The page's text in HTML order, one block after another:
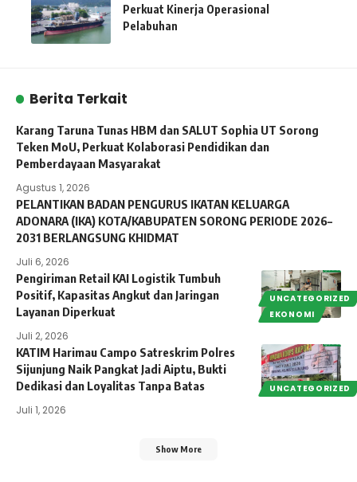
Perkuat Kinerja Operasional
Pelabuhan
Berita Terkait
Karang Taruna Tunas HBM dan SALUT Sophia UT Sorong
Teken MoU, Perkuat Kolaborasi Pendidikan dan
Pemberdayaan Masyarakat
Agustus 1, 2026
PELANTIKAN BADAN PENGURUS IKATAN KELUARGA
ADONARA (IKA) KOTA/KABUPATEN SORONG PERIODE 2026–
2031 BERLANGSUNG KHIDMAT
Juli 6, 2026
UNCATEGORIZED
EKONOMI
Pengiriman Retail KAI Logistik Tumbuh
Positif, Kapasitas Angkut dan Jaringan
Layanan Diperkuat
Juli 2, 2026
UNCATEGORIZED
KATIM Harimau Campo Satreskrim Polres
Sijunjung Naik Pangkat Jadi Aiptu, Bukti
Dedikasi dan Loyalitas Tanpa Batas
Juli 1, 2026
Show More